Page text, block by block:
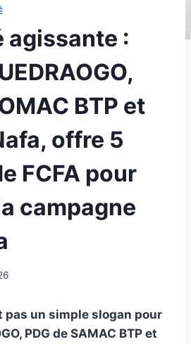
agissante :
BTP et
offre 5
FCFA pour
campagne
pas un simple slogan pour
PDG de SAMAC BTP et